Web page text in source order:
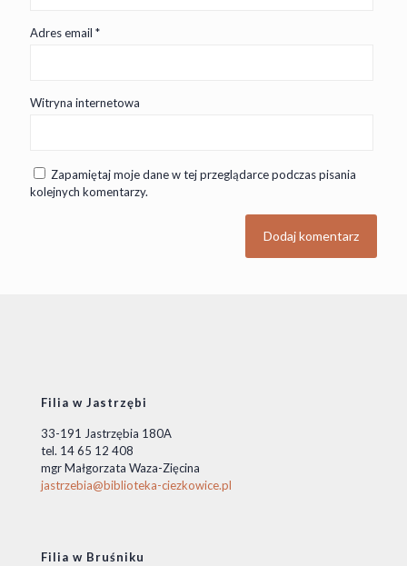
Adres email *
Witryna internetowa
Zapamiętaj moje dane w tej przeglądarce podczas pisania
kolejnych komentarzy.
Filia w Jastrzębi
33-191 Jastrzębia 180A
tel. 14 65 12 408
mgr Małgorzata Waza-Zięcina
jastrzebia@biblioteka-ciezkowice.pl
Filia w Bruśniku